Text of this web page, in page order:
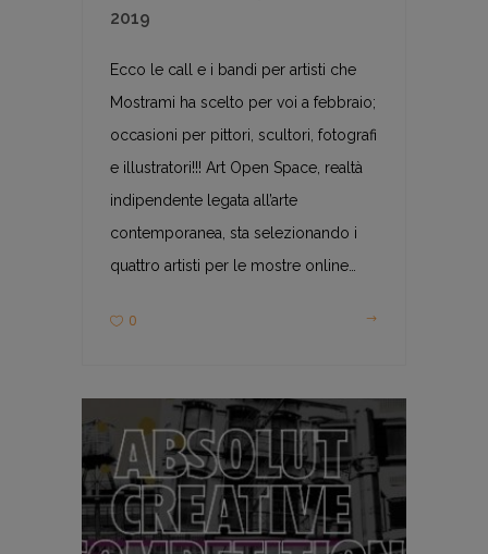
2019
Ecco le call e i bandi per artisti che
Mostrami ha scelto per voi a febbraio;
occasioni per pittori, scultori, fotografi
e illustratori!!! Art Open Space, realtà
indipendente legata all’arte
contemporanea, sta selezionando i
quattro artisti per le mostre online…
0